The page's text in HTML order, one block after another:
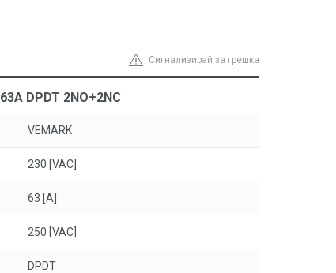
Сигнализирай за грешка
DPDT 2NO+2NC
VEMARK
230 [VAC]
63 [A]
250 [VAC]
DPDT